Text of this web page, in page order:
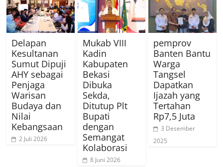
Delapan
Kesultanan
Sumut Dipuji
AHY sebagai
Penjaga
Warisan
Budaya dan
Nilai
Kebangsaan
2 Juli 2026
Mukab VIII
Kadin
Kabupaten
Bekasi
Dibuka
Sekda,
Ditutup Plt
Bupati
dengan
Semangat
Kolaborasi
8 Juni 2026
pemprov
Banten Bantu
Warga
Tangsel
Dapatkan
Ijazah yang
Tertahan
Rp7,5 Juta
3 Desember
2025